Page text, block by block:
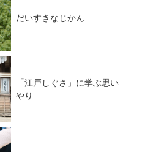
だいすきなじかん
「江戸しぐさ」に学ぶ思い
やり